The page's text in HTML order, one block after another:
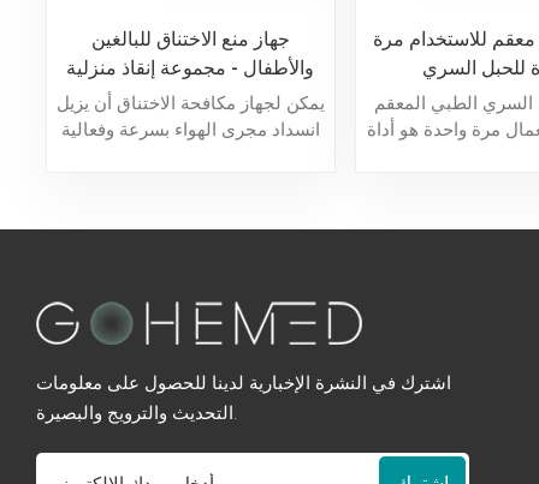
جهاز منع الاختناق للبالغين
والأطفال - مجموعة إنقاذ منزلية
من الاختناق معتمدة من الاتحاد
الأوروبي
يمكن لجهاز مكافحة الاختناق أن يزيل
انسداد مجرى الهواء بسرعة وفعالية
للاستخدام مرة
للحبل السري
الطبي المعقم
مرة واحدة هو أداة
اشترك في النشرة الإخبارية لدينا للحصول على معلومات
التحديث والترويج والبصيرة.